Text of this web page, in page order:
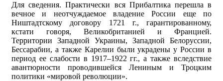
Для сведения. Практически вся Прибалтика перешла в
вечное и неотчуждаемое владение России еще по
Ништадтскому договору 1721 г., гарантированному,
кстати говоря, Великобританией и Францией.
Территории Западной Украины, Западной Белоруссии,
Бессарабии, а также Карелии были украдены у России в
период ее слабости в 1917–1922 гг., а также вследствие
авантюрности проводившейся Лениным и Троцким
политики «мировой революции».